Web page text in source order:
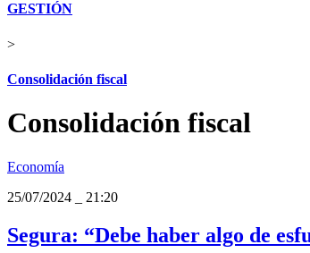
GESTIÓN
>
Consolidación fiscal
Consolidación fiscal
Economía
25/07/2024
21:20
Segura: “Debe haber algo de